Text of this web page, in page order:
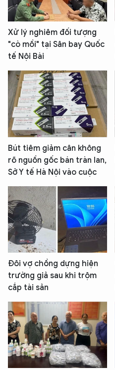
Xử lý nghiêm đối tượng
"cò mồi" tại Sân bay Quốc
tế Nội Bài
Bút tiêm giảm cân không
rõ nguồn gốc bán tràn lan,
Sở Y tế Hà Nội vào cuộc
Đôi vợ chồng dựng hiện
trường giả sau khi trộm
cắp tài sản